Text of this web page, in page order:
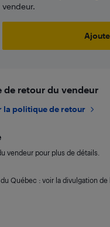
vendeur.
de retour du vendeur
la politique de retour
vendeur pour plus de détails.
Québec : voir la divulgation